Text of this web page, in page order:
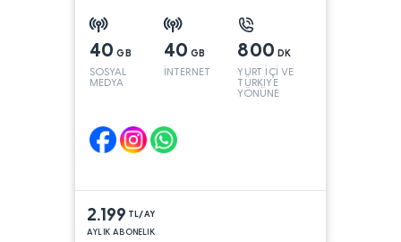
40 GB
SOSYAL
MEDYA
40 GB
İNTERNET
800 DK
YURT İÇİ VE
TÜRKİYE
YÖNÜNE
2.199 TL/AY
AYLIK ABONELIK